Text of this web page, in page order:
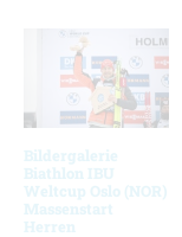
Bildergalerie
Biathlon IBU
Weltcup Oslo (NOR)
Massenstart
Herren